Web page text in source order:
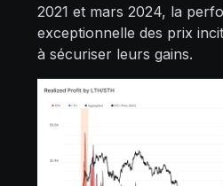
2021 et mars 2024, la
exceptionnelle des prix
à sécuriser leurs gains.